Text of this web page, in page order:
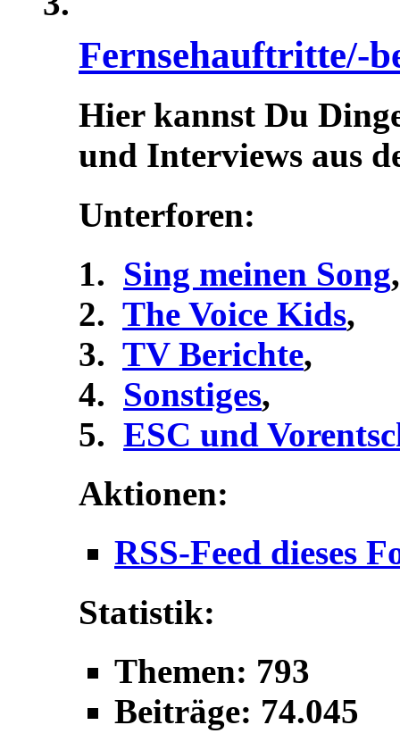
Fernsehauftritte/-
Hier kannst Du
und Interviews aus
Unterforen:
Sing meinen Song,
The Voice Kids,
TV Berichte,
Sonstiges,
ESC und
Aktionen:
RSS-Feed dieses
Statistik:
Themen: 793
Beiträge: 74.045